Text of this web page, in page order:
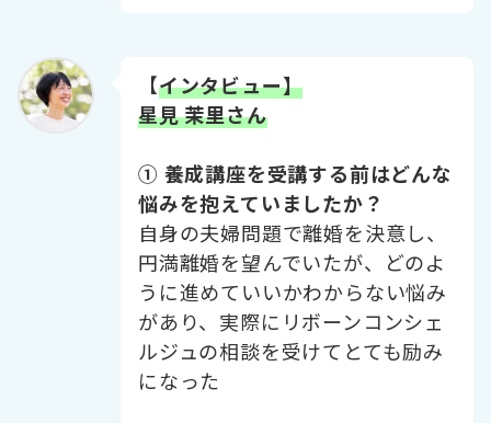
【インタビュー】
星見 茉里さん
① 養成講座を受講する前はどんな
悩みを抱えていましたか？
自身の夫婦問題で離婚を決意し、
円満離婚を望んでいたが、どのよ
うに進めていいかわからない悩み
があり、実際にリボーンコンシェ
ルジュの相談を受けてとても励み
になった